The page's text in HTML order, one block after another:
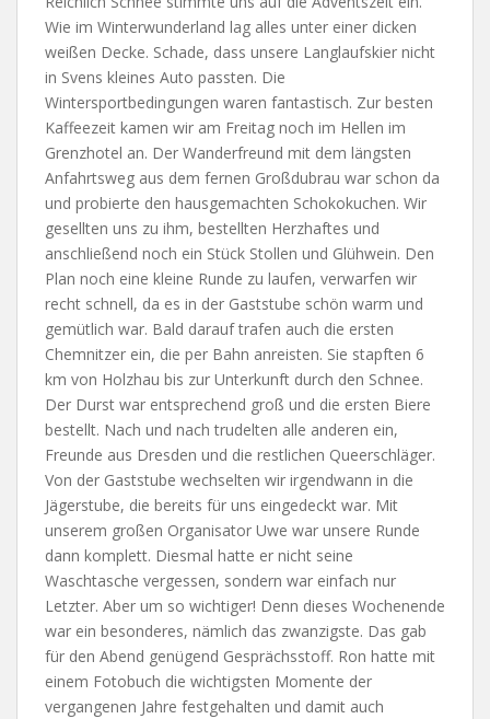
Wie im Winterwunderland lag alles unter einer dicken
weißen Decke. Schade, dass unsere Langlaufskier nicht
in Svens kleines Auto passten. Die
Wintersportbedingungen waren fantastisch. Zur besten
Kaffeezeit kamen wir am Freitag noch im Hellen im
Grenzhotel an. Der Wanderfreund mit dem längsten
Anfahrtsweg aus dem fernen Großdubrau war schon da
und probierte den hausgemachten Schokokuchen. Wir
gesellten uns zu ihm, bestellten Herzhaftes und
anschließend noch ein Stück Stollen und Glühwein. Den
Plan noch eine kleine Runde zu laufen, verwarfen wir
recht schnell, da es in der Gaststube schön warm und
gemütlich war. Bald darauf trafen auch die ersten
Chemnitzer ein, die per Bahn anreisten. Sie stapften 6
km von Holzhau bis zur Unterkunft durch den Schnee.
Der Durst war entsprechend groß und die ersten Biere
bestellt. Nach und nach trudelten alle anderen ein,
Freunde aus Dresden und die restlichen Queerschläger.
Von der Gaststube wechselten wir irgendwann in die
Jägerstube, die bereits für uns eingedeckt war. Mit
unserem großen Organisator Uwe war unsere Runde
dann komplett. Diesmal hatte er nicht seine
Waschtasche vergessen, sondern war einfach nur
Letzter. Aber um so wichtiger! Denn dieses Wochenende
war ein besonderes, nämlich das zwanzigste. Das gab
für den Abend genügend Gesprächsstoff. Ron hatte mit
einem Fotobuch die wichtigsten Momente der
vergangenen Jahre festgehalten und damit auch